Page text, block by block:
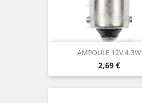
AMPOULE 12V 4.3W
Prix
2,69 €